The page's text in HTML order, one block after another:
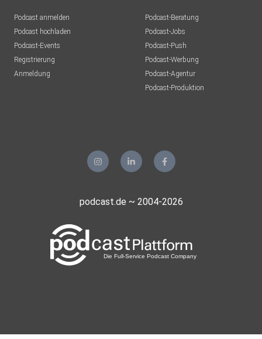
Podcast anmelden
Podcast hochladen
Podcast-Events
Registrierung
Anmeldung
Podcast-Beratung
Podcast-Jobs
Podcast-Push
Podcast-Werbung
Podcast-Agentur
Podcast-Produktion
podcast.de ~ 2004-2026